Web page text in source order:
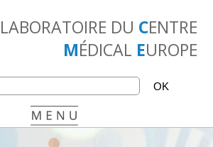
LABORATOIRE DU CENTRE
MÉDICAL EUROPE